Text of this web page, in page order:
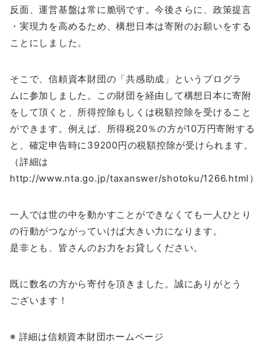
反面、運営基盤は常に脆弱です。今後さらに、政策提言
・実現力を高めるため、構想日本は寄附のお願いをする
ことにしました。
そこで、信頼資本財団の「共感助成」というプログラ
ムに参加しました。この財団を経由して構想日本に寄附
をして頂くと、所得控除もしくは税額控除を受けること
ができます。例えば、所得税20％の方が10万円寄附する
と、確定申告時に39200円の税額控除が受けられます。
（詳細は
http://www.nta.go.jp/taxanswer/shotoku/1266.html）
一人では世の中を動かすことができなくても一人ひとり
の行動がつながっていけば大きい力になります。
是非とも、皆さんのお力をお貸しください。
既に数名の方から寄付を頂きました。誠にありがとう
ございます！
※ 詳細は信頼資本財団ホームページ